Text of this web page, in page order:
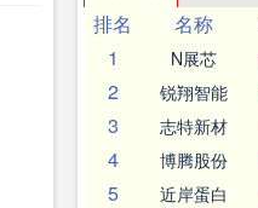
排名
名称
1
N展芯
2 锐翔智能
3 志特新材
4 博腾股份
5 近岸蛋白